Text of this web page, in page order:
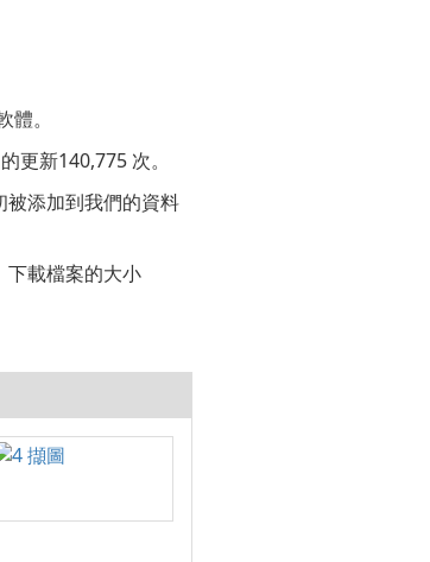
。
新140,775 次。
添加到我們的資料
載檔案的大小